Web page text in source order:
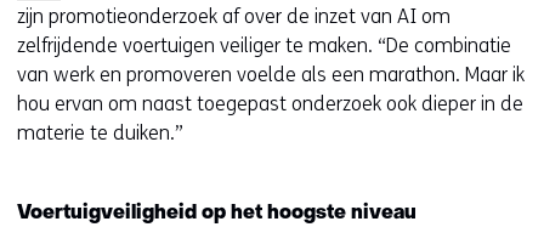
zijn promotieonderzoek af over de inzet van AI om
zelfrijdende voertuigen veiliger te maken. “De combinatie
van werk en promoveren voelde als een marathon. Maar ik
hou ervan om naast toegepast onderzoek ook dieper in de
materie te duiken.”
Voertuigveiligheid op het hoogste niveau